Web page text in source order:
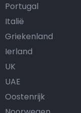
Portugal
Italië
Griekenland
Ierland
UK
UAE
Oostenrijk